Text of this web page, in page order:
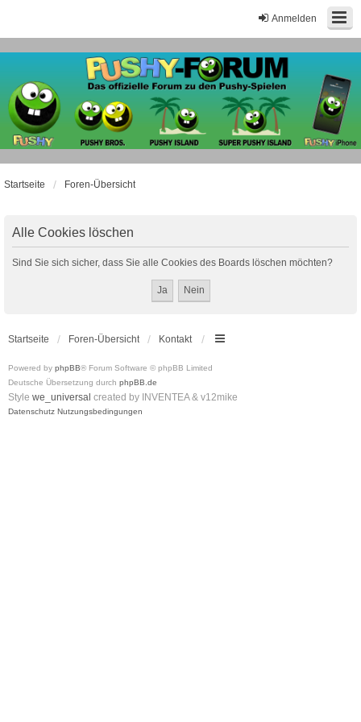
Anmelden
Startseite Foren-Übersicht
Alle Cookies löschen
Sind Sie sich sicher, dass Sie alle Cookies des Boards löschen möchten?
Startseite Foren-Übersicht Kontakt
Powered by phpBB® Forum Software © phpBB Limited
Deutsche Übersetzung durch phpBB.de
Style we_universal created by INVENTEA & v12mike
Datenschutz Nutzungsbedingungen